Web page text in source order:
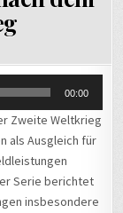
00:00
Zweite Weltkrieg
als Ausgleich für
Serie berichtet
insbesondere